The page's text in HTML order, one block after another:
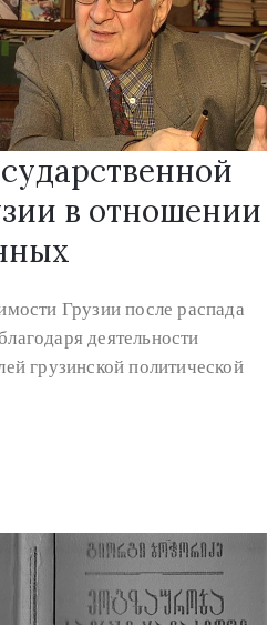
в отношении
Грузии после распада
деятельности
грузинской политической